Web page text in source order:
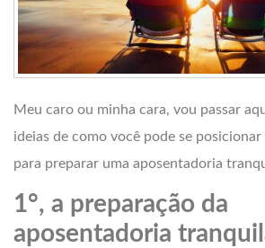
Meu caro ou minha cara, vou passar
ideias de como você pode se
para preparar uma aposentadoria
1°, a preparação da
aposentadoria